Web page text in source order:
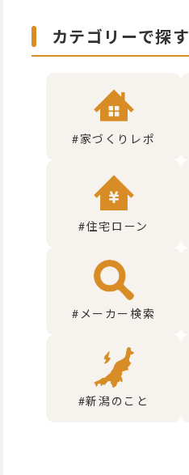
カテゴリーで探す
#家づくりレポ
#住宅ローン
#メーカー検索
#新潟のこと